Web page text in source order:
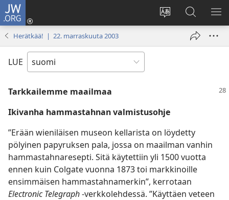
JW.ORG
Vaihda
sivuston
Kirjaudu
(avaa
Hae
JW.ORG-
sivustolta
Herätkää! | 22. marraskuuta 2003
LUE
Tarkkailemme maailmaa
Ikivanha hammastahnan valmistusohje
”Erään wieniläisen museon kellarista on löydetty
pölyinen papyruksen pala, jossa on maailman vanhin
hammastahnaresepti. Sitä käytettiin yli 1500 vuotta
ennen kuin Colgate vuonna 1873 toi markkinoille
ensimmäisen hammastahnamerkin”, kerrotaan
Electronic Telegraph-verkkolehdessä. ”Käyttäen veteen